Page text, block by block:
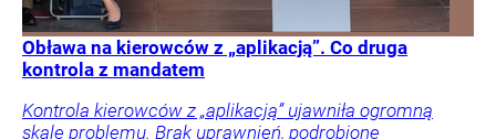
Obława na kierowców z „aplikacją”. Co druga
kontrola z mandatem
Kontrola kierowców z „aplikacją” ujawniła ogromną
skalę problemu. Brak uprawnień, podrobione